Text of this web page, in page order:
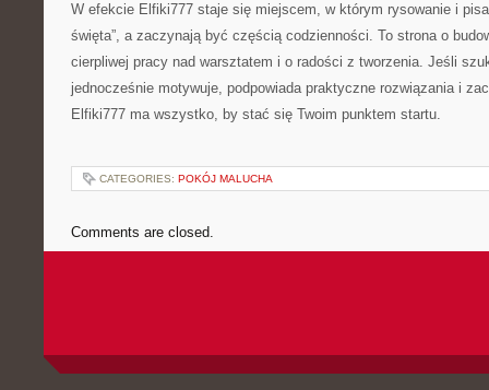
W efekcie Elfiki777 staje się miejscem, w którym rysowanie i
święta”, a zaczynają być częścią codzienności. To strona o
cierpliwej pracy nad warsztatem i o radości z tworzenia. Jeśli
jednocześnie motywuje, podpowiada praktyczne rozwiązania i
Elfiki777 ma wszystko, by stać się Twoim punktem startu.
CATEGORIES: POKÓJ MALUCHA
Comments are closed.